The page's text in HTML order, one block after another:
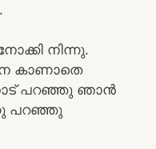
നിന്നു.
കാണാതെ
പറഞ്ഞു ഞാൻ
പറഞ്ഞു